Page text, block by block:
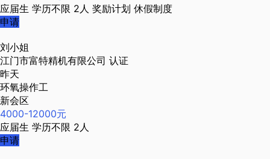
应届生 学历不限 2人 奖励计划 休假制度
申请
刘小姐
江门市富特精机有限公司 认证
昨天
环氧操作工
新会区
4000-12000元
应届生 学历不限 2人
申请